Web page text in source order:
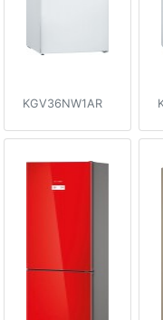
KGV36NW1AR